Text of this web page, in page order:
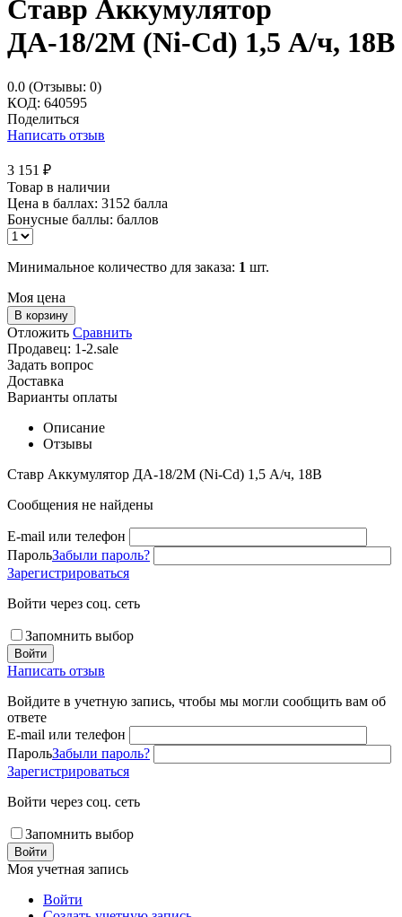
Ставр Аккумулятор
ДА-18/2М (Ni-Cd) 1,5 А/ч, 18В
0.0 (Отзывы: 0)
КОД: 640595
Поделиться
Написать отзыв
3 151 ₽
Товар в наличии
Цена в баллах: 3152 балла
Бонусные баллы: баллов
Минимальное количество для заказа: 1 шт.
Моя цена
В корзину
Отложить Сравнить
Продавец: 1-2.sale
Задать вопрос
Доставка
Варианты оплаты
Описание
Отзывы
Ставр Аккумулятор ДА-18/2М (Ni-Cd) 1,5 А/ч, 18В
Сообщения не найдены
E-mail или телефон
ПарольЗабыли пароль?
Зарегистрироваться
Войти через соц. сеть
Запомнить выбор
Войти
Написать отзыв
Войдите в учетную запись, чтобы мы могли сообщить вам об
ответе
E-mail или телефон
ПарольЗабыли пароль?
Зарегистрироваться
Войти через соц. сеть
Запомнить выбор
Войти
Моя учетная запись
Войти